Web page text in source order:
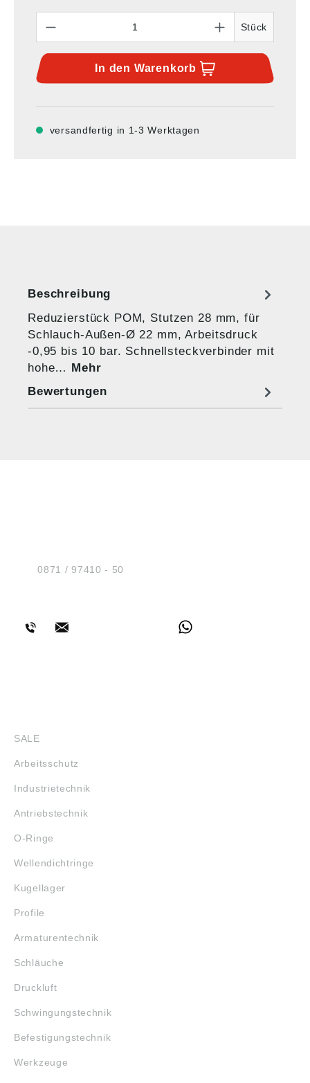
Stück
In den Warenkorb
versandfertig in 1-3 Werktagen
Beschreibung
Reduzierstück POM, Stutzen 28 mm, für
Schlauch-Außen-Ø 22 mm, Arbeitsdruck
-0,95 bis 10 bar. Schnellsteckverbinder mit
hohe… Mehr
Bewertungen
Tel.:0871 / 97410 - 50
SALE
Arbeitsschutz
Industrietechnik
Antriebstechnik
O-Ringe
Wellendichtringe
Kugellager
Profile
Armaturentechnik
Schläuche
Druckluft
Schwingungstechnik
Befestigungstechnik
Werkzeuge